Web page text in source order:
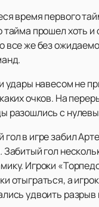
время первого
тайма прошел хоть
все же без
удары навесом не
очков. На
разошлись с
гол в игре забил
Забитый гол
Игроки
отыграться, а
удвоить разрыв